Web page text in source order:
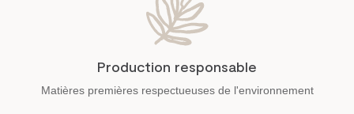
Production responsable
Matières premières respectueuses de l'environnement